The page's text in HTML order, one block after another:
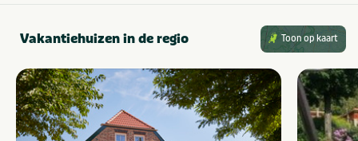
Vakantiehuizen in de regio Toon op kaart